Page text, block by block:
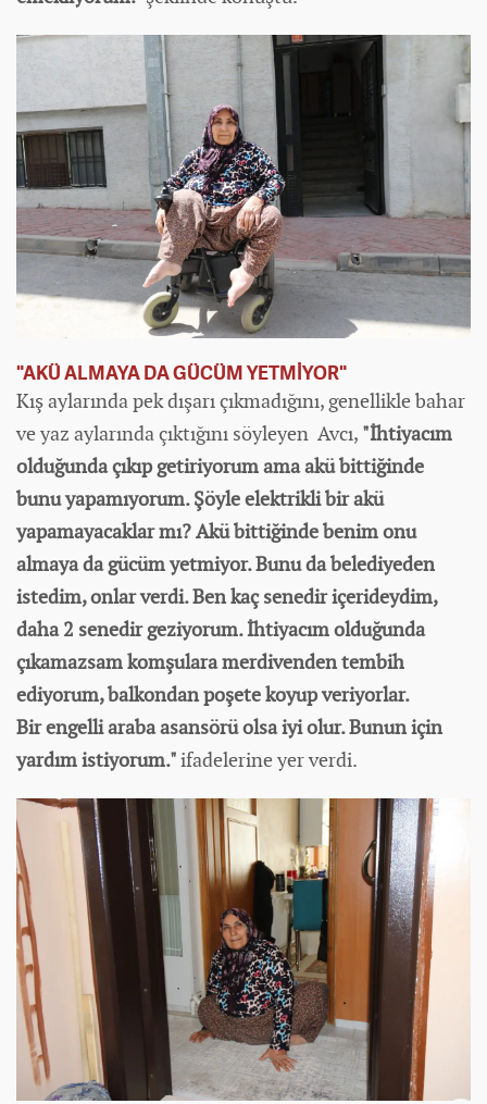
"AKÜ ALMAYA DA GÜCÜM YETMİYOR"
Kış aylarında pek dışarı çıkmadığını, genellikle bahar
ve yaz aylarında çıktığını söyleyen Avcı, "İhtiyacım
olduğunda çıkıp getiriyorum ama akü bittiğinde
bunu yapamıyorum. Şöyle elektrikli bir akü
yapamayacaklar mı? Akü bittiğinde benim onu
almaya da gücüm yetmiyor. Bunu da belediyeden
istedim, onlar verdi. Ben kaç senedir içerideydim,
daha 2 senedir geziyorum. İhtiyacım olduğunda
çıkamazsam komşulara merdivenden tembih
ediyorum, balkondan poşete koyup veriyorlar.
Bir engelli araba asansörü olsa iyi olur. Bunun için
yardım istiyorum."ifadelerine yer verdi.